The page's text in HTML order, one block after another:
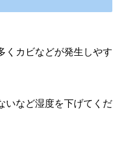
くカビなどが発生しやす
いなど湿度を下げてくだ